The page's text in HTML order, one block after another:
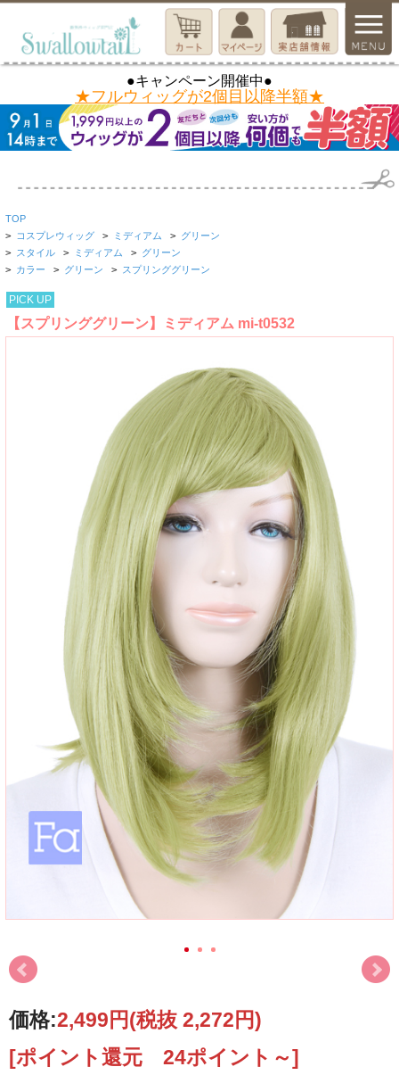
●キャンペーン開催中●
★フルウィッグが2個目以降半額★
TOP
> コスプレウィッグ > ミディアム > グリーン
> スタイル > ミディアム > グリーン
> カラー > グリーン > スプリンググリーン
PICK UP
【スプリンググリーン】ミディアム mi-t0532
価格:2,499円(税抜 2,272円)
[ポイント還元 24ポイント～]